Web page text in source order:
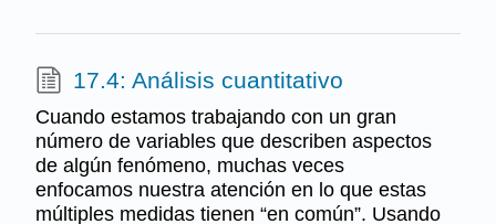
17.4: Análisis cuantitativo
Cuando estamos trabajando con un gran
número de variables que describen aspectos
de algún fenómeno, muchas veces
enfocamos nuestra atención en lo que estas
múltiples medidas tienen “en común”. Usando